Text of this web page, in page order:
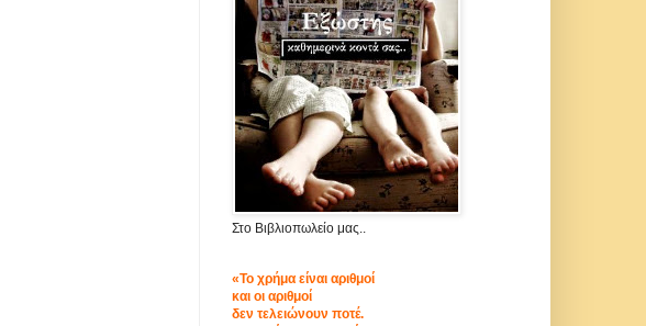
Στο Βιβλιοπωλείο μας..
«Το χρήμα είναι αριθμοί
και οι αριθμοί
δεν τελειώνουν ποτέ.